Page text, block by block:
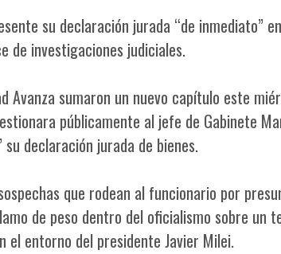
su declaración jurada “de inmediato”
de investigaciones judiciales.
sumaron un nuevo capítulo este
públicamente al jefe de Gabinete
declaración jurada de bienes.
que rodean al funcionario por
de peso dentro del oficialismo sobre un
el entorno del presidente Javier Milei.